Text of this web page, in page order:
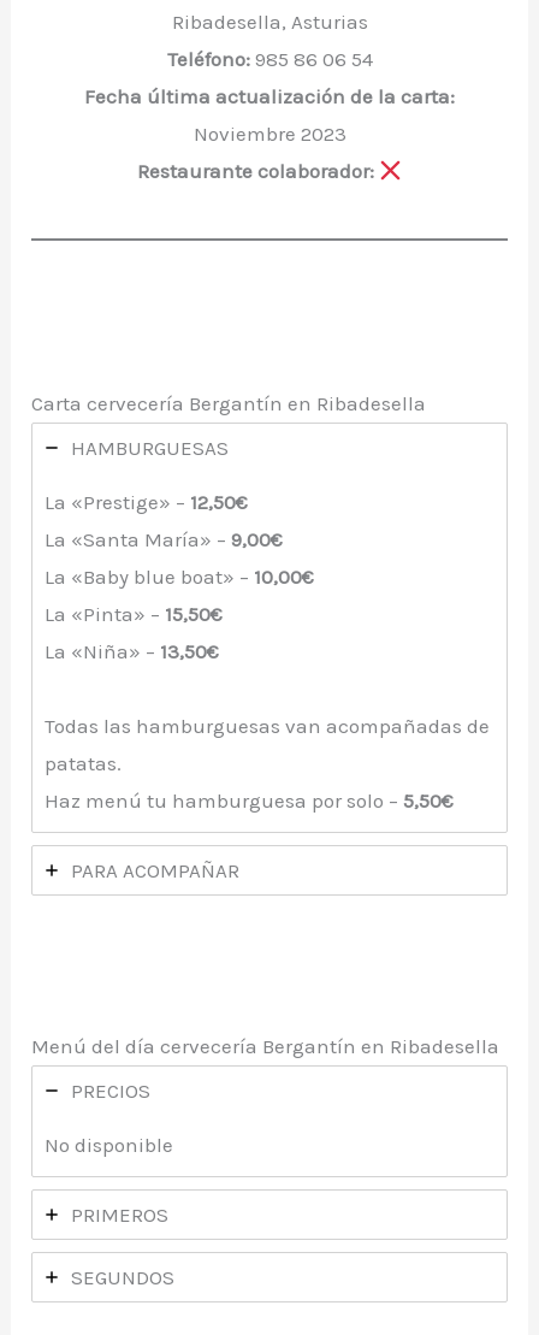
Ribadesella, Asturias
Teléfono:985 86 06 54
Fecha última actualización de la carta:
Noviembre 2023
Restaurante colaborador:
Carta cervecería Bergantín en Ribadesella
HAMBURGUESAS
La «Prestige» – 12,50€
La «Santa María» –9,00€
La «Baby blue boat» – 10,00€
La «Pinta» – 15,50€
La «Niña» – 13,50€
Todas las hamburguesas van acompañadas de
patatas.
Haz menú tu hamburguesa por solo –5,50€
PARA ACOMPAÑAR
Menú del día cervecería Bergantín en Ribadesella
PRECIOS
No disponible
PRIMEROS
SEGUNDOS